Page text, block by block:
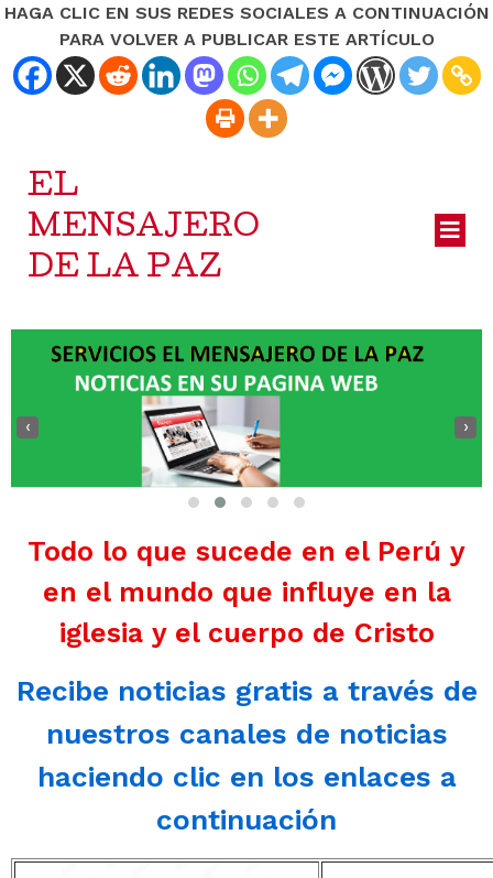
HAGA CLIC EN SUS REDES SOCIALES A CONTINUACIÓN
PARA VOLVER A PUBLICAR ESTE ARTÍCULO
EL
MENSAJERO
DE LA PAZ
‹ ›
Todo lo que sucede en el Perú y
en el mundo que influye en la
iglesia y el cuerpo de Cristo
Recibe noticias gratis a través de
nuestros canales de noticias
haciendo clic en los enlaces a
continuación